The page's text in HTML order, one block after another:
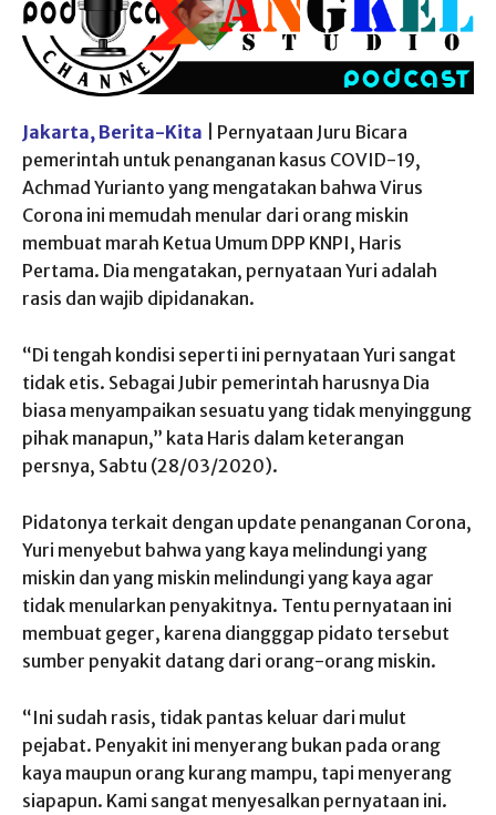
Jakarta, Berita-Kita | Pernyataan Juru Bicara
pemerintah untuk penanganan kasus COVID-19,
Achmad Yurianto yang mengatakan bahwa Virus
Corona ini memudah menular dari orang miskin
membuat marah Ketua Umum DPP KNPI, Haris
Pertama. Dia mengatakan, pernyataan Yuri adalah
rasis dan wajib dipidanakan.
“Di tengah kondisi seperti ini pernyataan Yuri sangat
tidak etis. Sebagai Jubir pemerintah harusnya Dia
biasa menyampaikan sesuatu yang tidak menyinggung
pihak manapun,” kata Haris dalam keterangan
persnya, Sabtu (28/03/2020).
Pidatonya terkait dengan update penanganan Corona,
Yuri menyebut bahwa yang kaya melindungi yang
miskin dan yang miskin melindungi yang kaya agar
tidak menularkan penyakitnya. Tentu pernyataan ini
membuat geger, karena diangggap pidato tersebut
sumber penyakit datang dari orang-orang miskin.
“Ini sudah rasis, tidak pantas keluar dari mulut
pejabat. Penyakit ini menyerang bukan pada orang
kaya maupun orang kurang mampu, tapi menyerang
siapapun. Kami sangat menyesalkan pernyataan ini.